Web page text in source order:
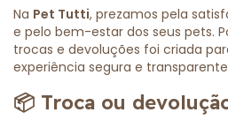
Na Pet Tutti, prezamos pela
e pelo bem-estar dos seus pets.
trocas e devoluções foi criada
experiência segura e
📦 Troca ou